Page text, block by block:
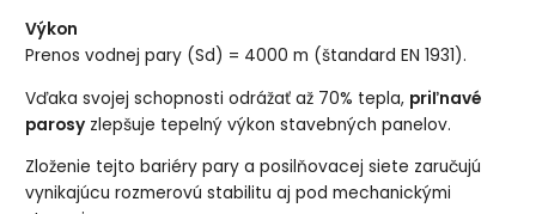
Výkon
Prenos vodnej pary (Sd) = 4000 m (štandard EN 1931).
Vďaka svojej schopnosti odrážať až 70% tepla, priľnavé
parosy zlepšuje tepelný výkon stavebných panelov.
Zloženie tejto bariéry pary a posilňovacej siete zaručujú
vynikajúcu rozmerovú stabilitu aj pod mechanickými